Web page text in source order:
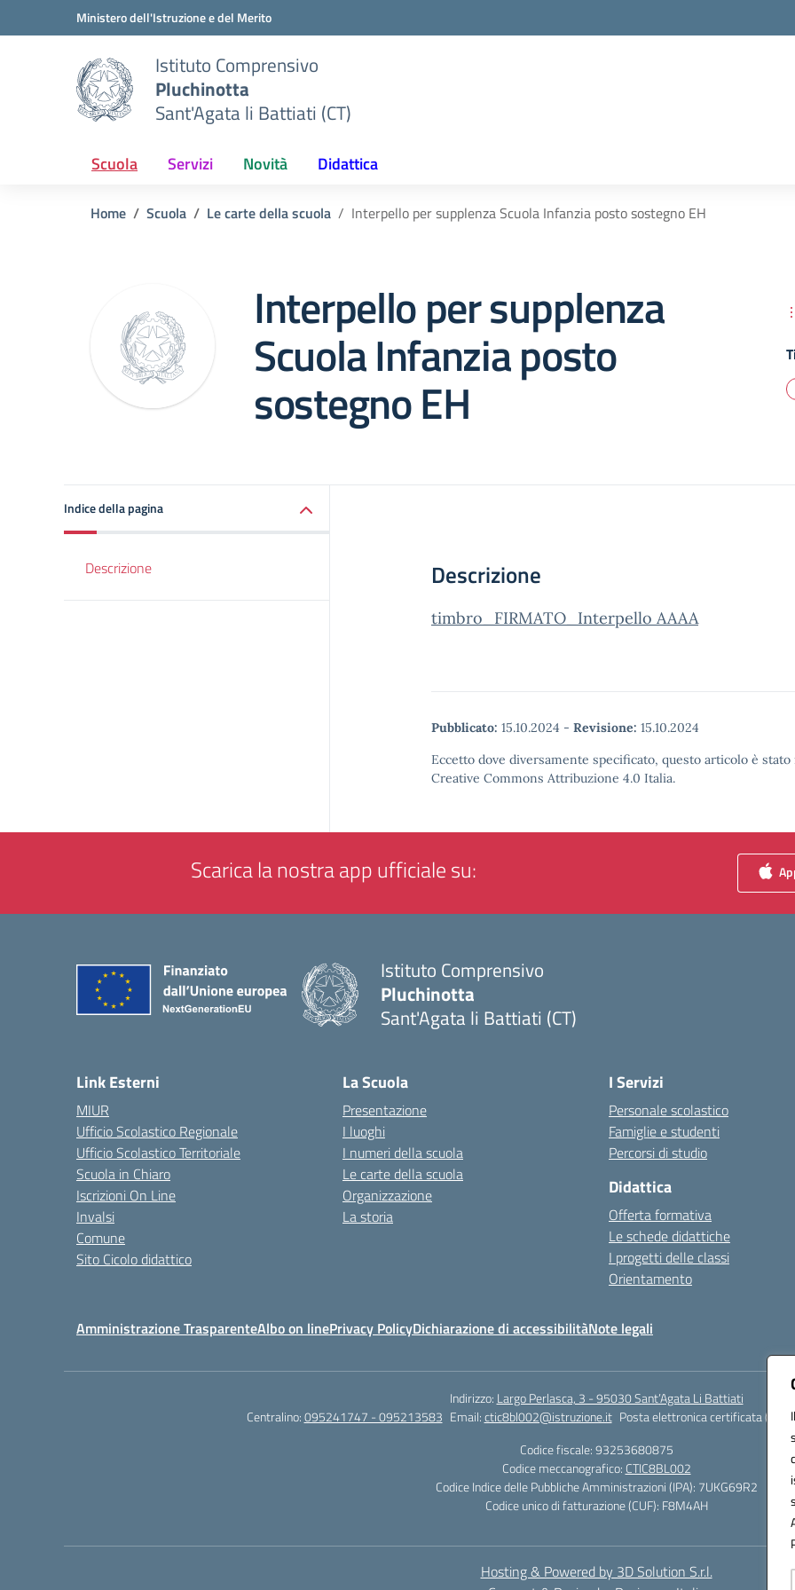
Vai ai contenuti
Vai al menu di navigazioneMinistero dell'Istruzione e del Merito
Istituto Comprensivo
Pluchinotta
Sant'Agata li Battiati (CT)
Scuola Servizi Novità Didattica
Home Scuola Le carte della scuola Interpello per supplenza Scuola Infanzia posto sostegno EH
Interpello per supplenza
Scuola Infanzia posto
sostegno EH
Indice della pagina
Descrizione Descrizione
timbro_FIRMATO_Interpello AAAA
Pubblicato: 15.10.2024 - Revisione: 15.10.2024
Eccetto dove diversamente specificato, questo articolo è
Creative Commons Attribuzione 4.0 Italia.
Scarica la nostra app ufficiale su:
Istituto Comprensivo
Pluchinotta
Sant'Agata li Battiati (CT)
Link Esterni
MIUR
Ufficio Scolastico Regionale
Ufficio Scolastico Territoriale
Scuola in Chiaro
Iscrizioni On Line
Invalsi
Comune
Sito Cicolo didattico
La Scuola
Presentazione
I luoghi
I numeri della scuola
Le carte della scuola
Organizzazione
La storia
I Servizi
Personale scolastico
Famiglie e studenti
Percorsi di studio
Didattica
Offerta formativa
Le schede didattiche
I progetti delle classi
Orientamento
Amministrazione TrasparenteAlbo on linePrivacy PolicyDichiarazione di accessibilitàNote legali
Indirizzo: Largo Perlasca, 3 - 95030 Sant’Agata Li Battiati
Centralino:095241747 - 095213583 Email:ctic8bl002@istruzione.it Posta elettronica certificata (PEC):
Codice fiscale: 93253680875
Codice meccanografico: CTIC8BL002
Codice Indice delle Pubbliche Amministrazioni (IPA): 7UKG69R2
Codice unico di fatturazione (CUF): F8M4AH
Hosting & Powered by 3D Solution S.r.l.